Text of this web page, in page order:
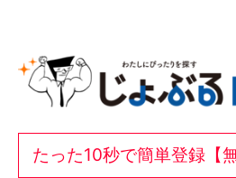
たった10秒で簡単登録【無